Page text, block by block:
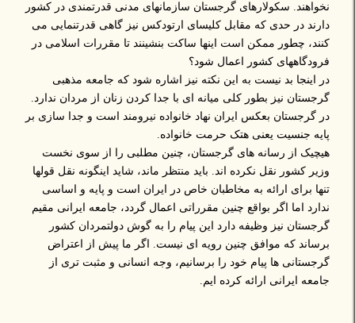
نخواهند. سکولارهای گرجستان سازمانهای مدنی قدرتمندی در کشور
دارند در حدی که مقابل کلیسای ارتودکس نیز گاهی قدرتنمایی می
کنند، چطور ممکن است اینها ساکت بنشینند تا مقررات اسلامی در
فرودگاههای کشور اعمال شود؟
در اینجا بد نیست به این نکته نیز اشاره شود که جامعه مذهبی
گرجستان نیز بطور کلی میانه ای با جدا کردن زنان از مردان ندارد.
در گرجستان بعکس ایران نهاد خانواده نیرومند است و جدا سازی بر
پایه جنسیت یعنی هتک حرمت خانواده.
هیچیک از رسانه های گرجستان، چنین مطلبی را از سوی نخست
وزیر کشور نقل نکرده اند. باید منتظر ماند، شاید اینگونه نقل قولها
تنها برای ارائه به مخاطبان خاص در ایران است و پایه و اساسی
ندارد اما اگر بواقع چنین مقرراتی اعمال گردد، جامعه ایرانی مقیم
گرجستان نیز وظیفه دارد این پیام را به گوش دولتمردان کشور
برساند که موافق چنین رویه ای نیست. اگر ما پیش از اعتراض
گرجستانی ها پیام خود را برسانیم، وجه انسانی و مثبت تری از
جامعه ایرانی ارائه کرده ایم.